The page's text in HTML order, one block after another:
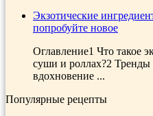
Экзотические
попробуйте новое
Оглавление1 Что такое
суши и роллах?2
вдохновение ...
Популярные рецепты